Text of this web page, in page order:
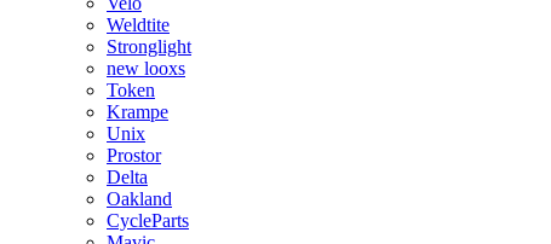
Weldtite
Stronglight
new looxs
Token
Krampe
Unix
Prostor
Delta
Oakland
CycleParts